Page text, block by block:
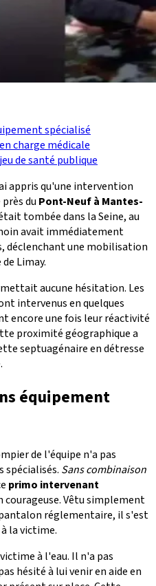
spécialisé
charge médicale
de santé publique
appris qu'une intervention
du Pont-Neuf à Mantes-
tombée dans la Seine, au
avait immédiatement
déclenchant une mobilisation
Limay.
aucune hésitation. Les
intervenus en quelques
encore une fois leur réactivité
proximité géographique a
septuagénaire en détresse
équipement
de l'équipe n'a pas
Sans combinaison
primo intervenant
courageuse. Vêtu simplement
réglementaire, il s'est
la victime.
à l'eau. Il n'a pas
hésité à lui venir en aide en